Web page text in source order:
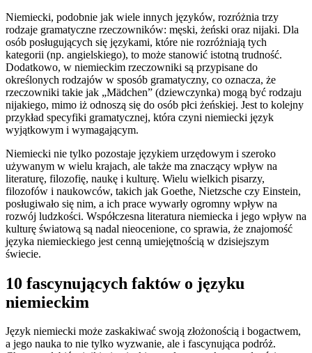
Niemiecki, podobnie jak wiele innych języków, rozróżnia trzy
rodzaje gramatyczne rzeczowników: męski, żeński oraz nijaki. Dla
osób posługujących się językami, które nie rozróżniają tych
kategorii (np. angielskiego), to może stanowić istotną trudność.
Dodatkowo, w niemieckim rzeczowniki są przypisane do
określonych rodzajów w sposób gramatyczny, co oznacza, że
rzeczowniki takie jak „Mädchen” (dziewczynka) mogą być rodzaju
nijakiego, mimo iż odnoszą się do osób płci żeńskiej. Jest to kolejny
przykład specyfiki gramatycznej, która czyni niemiecki język
wyjątkowym i wymagającym.
Niemiecki nie tylko pozostaje językiem urzędowym i szeroko
używanym w wielu krajach, ale także ma znaczący wpływ na
literaturę, filozofię, naukę i kulturę. Wielu wielkich pisarzy,
filozofów i naukowców, takich jak Goethe, Nietzsche czy Einstein,
posługiwało się nim, a ich prace wywarły ogromny wpływ na
rozwój ludzkości. Współczesna literatura niemiecka i jego wpływ na
kulturę światową są nadal nieocenione, co sprawia, że znajomość
języka niemieckiego jest cenną umiejętnością w dzisiejszym
świecie.
10 fascynujących faktów o języku
niemieckim
Język niemiecki może zaskakiwać swoją złożonością i bogactwem,
a jego nauka to nie tylko wyzwanie, ale i fascynująca podróż.